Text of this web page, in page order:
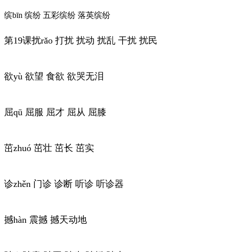
缤bīn 缤纷 五彩缤纷 落英缤纷
第19课扰rǎo 打扰 扰动 扰乱 干扰 扰民
欲yù 欲望 食欲 欲哭无泪
屈qū 屈服 屈才 屈从 屈膝
茁zhuó 茁壮 茁长 茁实
诊zhěn 门诊 诊断 听诊 听诊器
撼hàn 震撼 撼天动地